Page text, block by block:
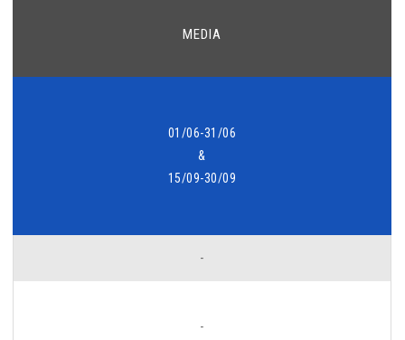
MEDIA
01/06-31/06
&
15/09-30/09
-
-